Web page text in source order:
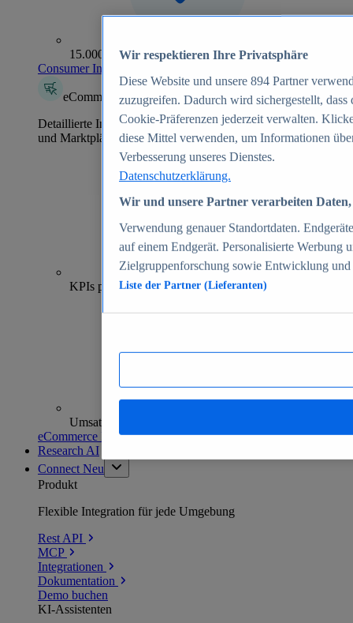
15.000+ Marken
Consumer Insights entdecken
eCommerce Insights
Detaillierte Informationen zu mehr als 39.000 Online-Shops
und Marktplätzen
70+
KPIs pro Shop
Umsatzanalysen und -prognosen
eCommerce Insights entdecken
Research AI
Connect Neu
Produkt
Flexible Integration für jede Umgebung
Rest API
MCP
Integrationen
Dokumentation
Demo buchen
KI-Assistenten
Wir respektieren Ihre Privatsphäre
Diese Website und unsere 894 Partner
zuzugreifen. Dadurch wird sichergestellt,
Cookie-Präferenzen jederzeit verwalten.
diese Mittel verwenden, um Informationen
Verbesserung unseres Dienstes.
Datenschutzerklärung.
Wir und unsere Partner verarbeiten
Verwendung genauer Standortdaten.
auf einem Endgerät. Personalisierte Werbung
Zielgruppenforschung sowie Entwicklung
Liste der Partner (Lieferanten)